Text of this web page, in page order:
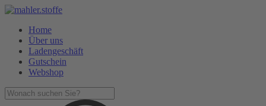
Home
Über uns
Ladengeschäft
Gutschein
Webshop